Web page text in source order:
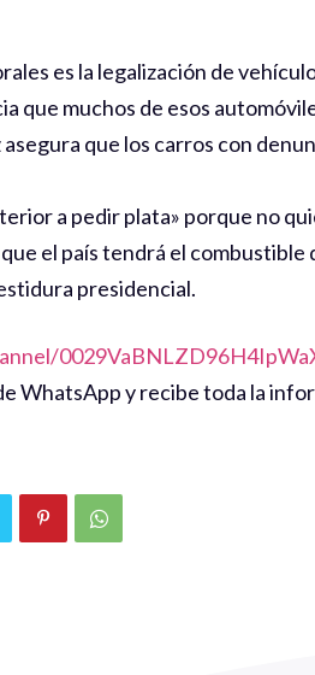
es la legalización de
que muchos de esos
asegura que los carros con
a pedir plata» porque no
el país tendrá el
presidencial.
WhatsApp y recibe toda la